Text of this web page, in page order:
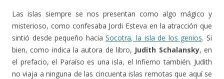
Las islas siempre se nos presentan como algo mágico y
misterioso, como confesaba Jordi Esteva en la atracción que
sintió desde pequeño haciaSocotra, la isla de los genios. Si
bien, como indica la autora de libro, Judith Schalansky, en
el prefacio, el Paraíso es una isla, el Infierno también. Judith
no viaja a ninguna de las cincuenta islas remotas que aquí se